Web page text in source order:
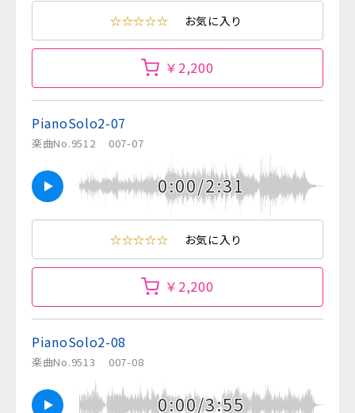
☆☆☆☆☆ お気に入り
￥2,200
PianoSolo2-07
楽曲No.9512 007-07
0:00/2:31
☆☆☆☆☆ お気に入り
￥2,200
PianoSolo2-08
楽曲No.9513 007-08
0:00/3:55